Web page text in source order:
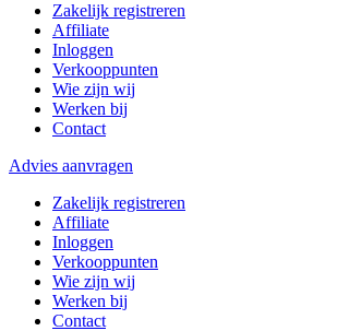
Zakelijk registreren
Affiliate
Inloggen
Verkooppunten
Wie zijn wij
Werken bij
Contact
Advies aanvragen
Zakelijk registreren
Affiliate
Inloggen
Verkooppunten
Wie zijn wij
Werken bij
Contact